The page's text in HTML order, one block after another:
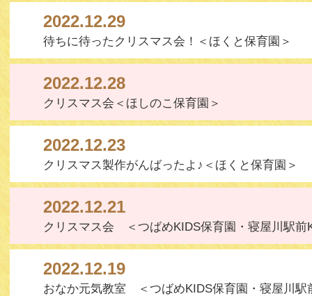
2022.12.29
待ちに待ったクリスマス会！＜ほくと保育園＞
2022.12.28
クリスマス会＜ほしのこ保育園＞
2022.12.23
クリスマス製作がんばったよ♪＜ほくと保育園＞
2022.12.21
クリスマス会 ＜つばめKIDS保育園・寝屋川駅前
2022.12.19
おなか元気教室 ＜つばめKIDS保育園・寝屋川駅